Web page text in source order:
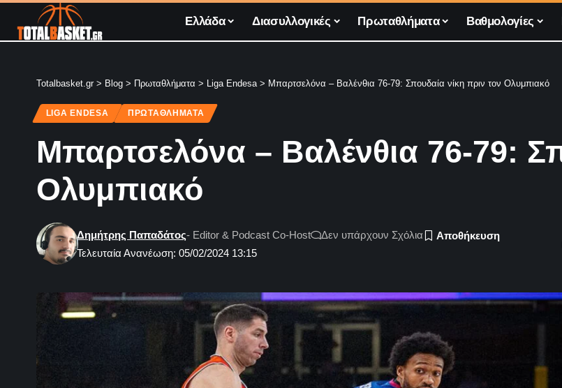
Ελλάδα Διασυλλογικές Πρωταθλήματα Βαθμολογίες
Totalbasket.gr > Blog > Πρωταθλήματα > Liga Endesa> Μπαρτσελόνα – Βαλένθια 76-79: Σπουδαία νίκη πριν τον Ολυμπιακό
LIGA ENDESA ΠΡΩΤΑΘΛΗΜΑΤΑ
Μπαρτσελόνα – Βαλένθια 76-79:
Ολυμπιακό
Τελευταία Ανανέωση: 05/02/2024 13:15
Δημήτρης Παπαδάτος- Editor & Podcast Co-Host Δεν υπάρχουν Σχόλια